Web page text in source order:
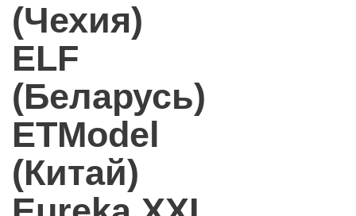
(Чехия)
ELF
(Беларусь)
ETModel
(Китай)